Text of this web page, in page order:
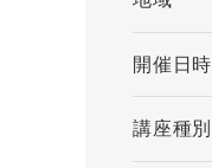
開催日時
講座種別